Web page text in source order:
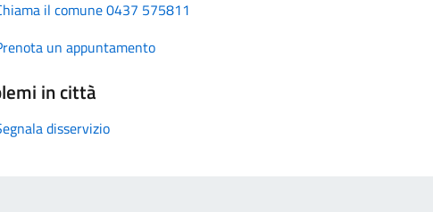
il comune 0437 575811
un appuntamento
in città
disservizio